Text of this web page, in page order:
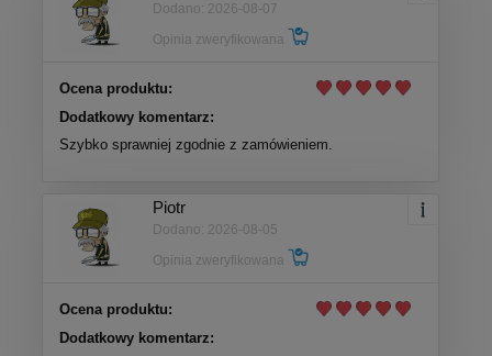
Dodano: 2026-08-07
Opinia zweryfikowana
Ocena produktu:
Dodatkowy komentarz:
Szybko sprawniej zgodnie z zamówieniem.
Piotr
Dodano: 2026-08-05
Opinia zweryfikowana
Ocena produktu:
Dodatkowy komentarz: